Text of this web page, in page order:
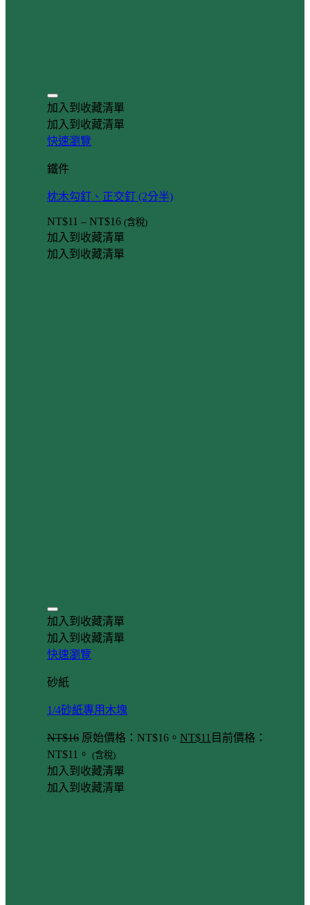
加入到收藏清單
加入到收藏清單
快速瀏覽
鐵件
枕木勾釘、正交釘 (2分半)
NT$11 – NT$16 (含稅)
加入到收藏清單
加入到收藏清單
加入到收藏清單
加入到收藏清單
快速瀏覽
砂紙
1/4砂紙專用木塊
NT$16 原始價格：NT$16。 NT$11 目前價格：
NT$11。 (含稅)
加入到收藏清單
加入到收藏清單